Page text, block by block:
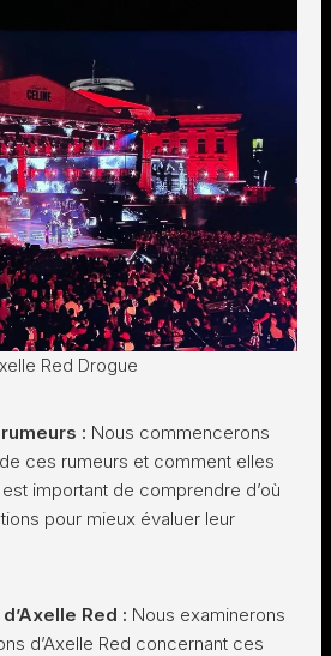
Red Drogue
: Nous commencerons
ces rumeurs et comment elles
important de comprendre d’où
pour mieux évaluer leur
Red : Nous examinerons
d’Axelle Red concernant ces